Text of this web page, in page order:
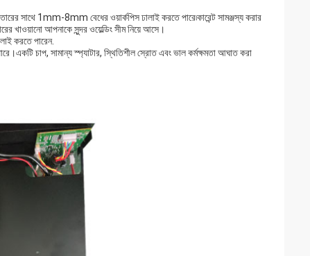
সাথে 1mm-8mm বেধের ওয়ার্কপিস ঢালাই করতে পারে৷কারেন্ট সামঞ্জস্য করার
খাওয়ানো আপনাকে সুন্দর ওয়েল্ডিং সীম নিয়ে আসে।
করতে পারেন.
চাপ, সামান্য স্প্যাটার, স্থিতিশীল স্রোত এবং ভাল কর্মক্ষমতা আঘাত করা